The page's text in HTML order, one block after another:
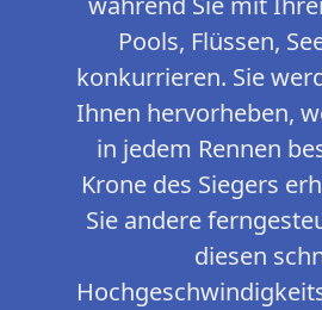
Pools, Flüssen,
konkurrieren. Sie
Ihnen hervorheben,
in jedem Rennen
Krone des Siegers
Sie andere
diesen